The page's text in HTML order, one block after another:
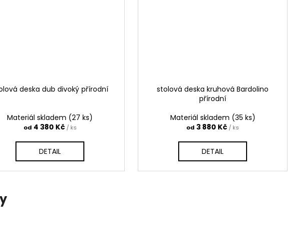
deska dub divoký přírodní
Materiál skladem (27 ks)
od 4 380 Kč / ks
DETAIL
stolová deska kruhová Bardolino
přírodní
Materiál skladem (35 ks)
od 3 880 Kč / ks
DETAIL